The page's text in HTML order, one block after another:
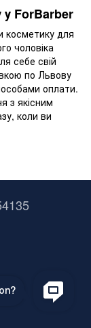
у ForBarber
косметику для
чоловіка
себе свій
по Львову
оплати.
з якісним
коли ви